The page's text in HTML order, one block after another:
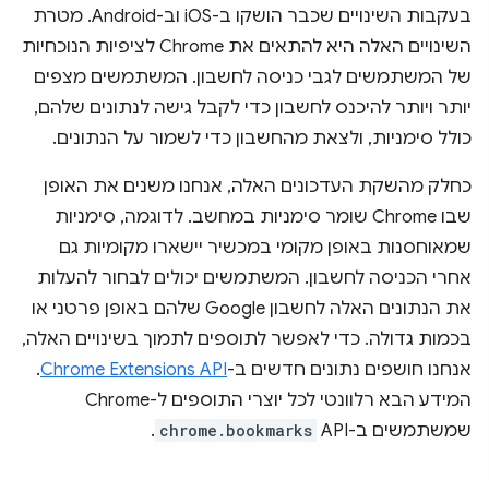
בעקבות השינויים שכבר הושקו ב-iOS וב-Android. מטרת
השינויים האלה היא להתאים את Chrome לציפיות הנוכחיות
של המשתמשים לגבי כניסה לחשבון. המשתמשים מצפים
יותר ויותר להיכנס לחשבון כדי לקבל גישה לנתונים שלהם,
כולל סימניות, ולצאת מהחשבון כדי לשמור על הנתונים.
כחלק מהשקת העדכונים האלה, אנחנו משנים את האופן
שבו Chrome שומר סימניות במחשב. לדוגמה, סימניות
שמאוחסנות באופן מקומי במכשיר יישארו מקומיות גם
אחרי הכניסה לחשבון. המשתמשים יכולים לבחור להעלות
את הנתונים האלה לחשבון Google שלהם באופן פרטני או
בכמות גדולה. כדי לאפשר לתוספים לתמוך בשינויים האלה,
אנחנו חושפים נתונים חדשים ב-Chrome Extensions API
.
המידע הבא רלוונטי לכל יוצרי התוספים ל-Chrome
שמשתמשים ב-API‏
chrome.bookmarks